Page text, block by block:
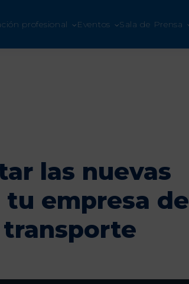
profesional Eventos Sala de Prensa
Hazte socio
las nuevas
empresa de